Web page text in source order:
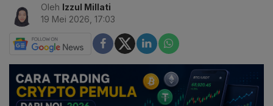
Oleh Izzul Millati
19 Mei 2026, 17:03